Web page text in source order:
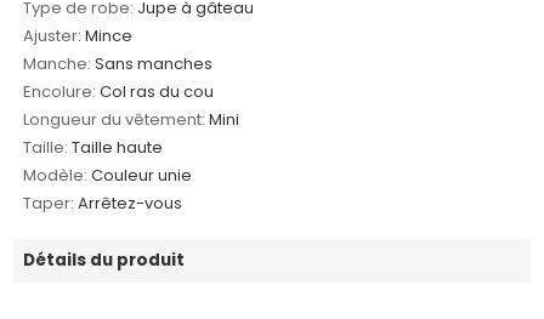
Type de robe: Jupe à gâteau
Ajuster: Mince
Manche: Sans manches
Encolure: Col ras du cou
Longueur du vêtement: Mini
Taille: Taille haute
Modèle: Couleur unie
Taper: Arrêtez-vous
Détails du produit